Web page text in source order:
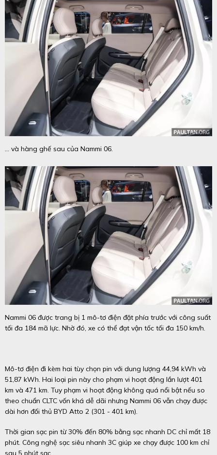
... và hàng ghế sau của Nammi 06.
Nammi 06 được trang bị 1 mô-tơ điện đặt phía trước với công suất
tối đa 184 mã lực. Nhờ đó, xe có thể đạt vận tốc tối đa 150 km/h.
Mô-tơ điện đi kèm hai tùy chọn pin với dung lượng 44,94 kWh và
51,87 kWh. Hai loại pin này cho phạm vi hoạt động lần lượt 401
km và 471 km. Tuy phạm vi hoạt động không quá nổi bật nếu so
theo chuẩn CLTC vốn khá dễ dãi nhưng Nammi 06 vẫn chạy được
dài hơn đối thủ BYD Atto 2 (301 - 401 km).
Thời gian sạc pin từ 30% đến 80% bằng sạc nhanh DC chỉ mất 18
phút. Công nghệ sạc siêu nhanh 3C giúp xe chạy được 100 km chỉ
sau 5 phút sạc.